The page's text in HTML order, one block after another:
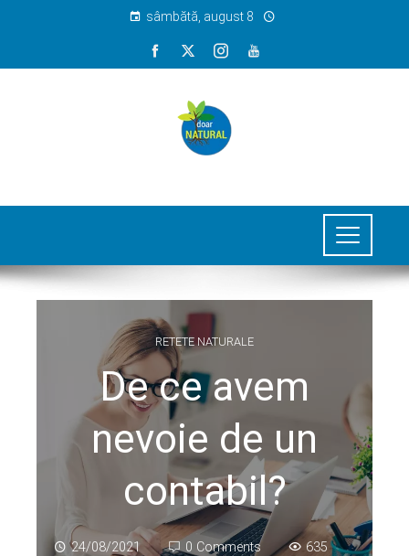
sâmbătă, august 8
RETETE NATURALE
De ce avem
nevoie de un
contabil?
24/08/2021 0 Comments
635